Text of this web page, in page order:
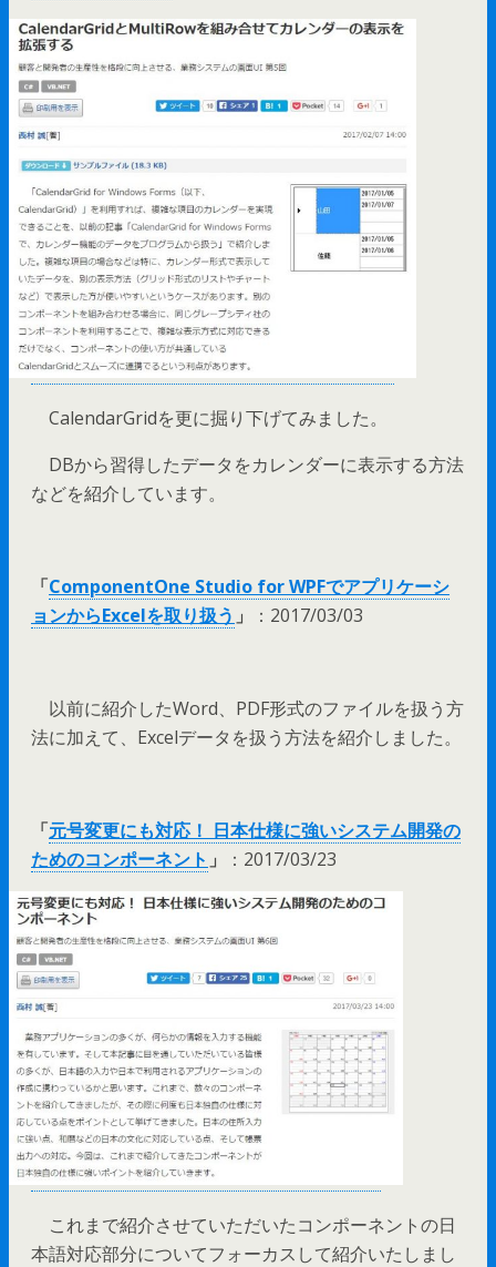
CalendarGridを更に掘り下げてみました。
DBから習得したデータをカレンダーに表示する方法
などを紹介しています。
「ComponentOne Studio for WPFでアプリケーシ
ョンからExcelを取り扱う 」 ：2017/03/03
以前に紹介したWord、PDF形式のファイルを扱う方
法に加えて、Excelデータを扱う方法を紹介しました。
「元号変更にも対応！ 日本仕様に強いシステム開発の
ためのコンポーネント 」 ：2017/03/23
これまで紹介させていただいたコンポーネントの日
本語対応部分についてフォーカスして紹介いたしまし